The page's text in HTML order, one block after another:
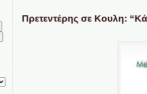
Πρετεντέρης σε Κουλη: